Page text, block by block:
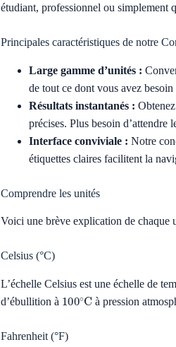
étudiant, professionnel ou simplement
Principales caractéristiques de notre
Large gamme d’unités :
de tout ce dont vous avez
Résultats instantanés :
précises. Plus besoin d’attendre
Interface conviviale : Notre
étiquettes claires facilitent la
Comprendre les unités
Voici une brève explication de chaque
Celsius (°C)
L’échelle Celsius est une échelle de
d’ébullition à 100∘Cà pression
Fahrenheit (°F)